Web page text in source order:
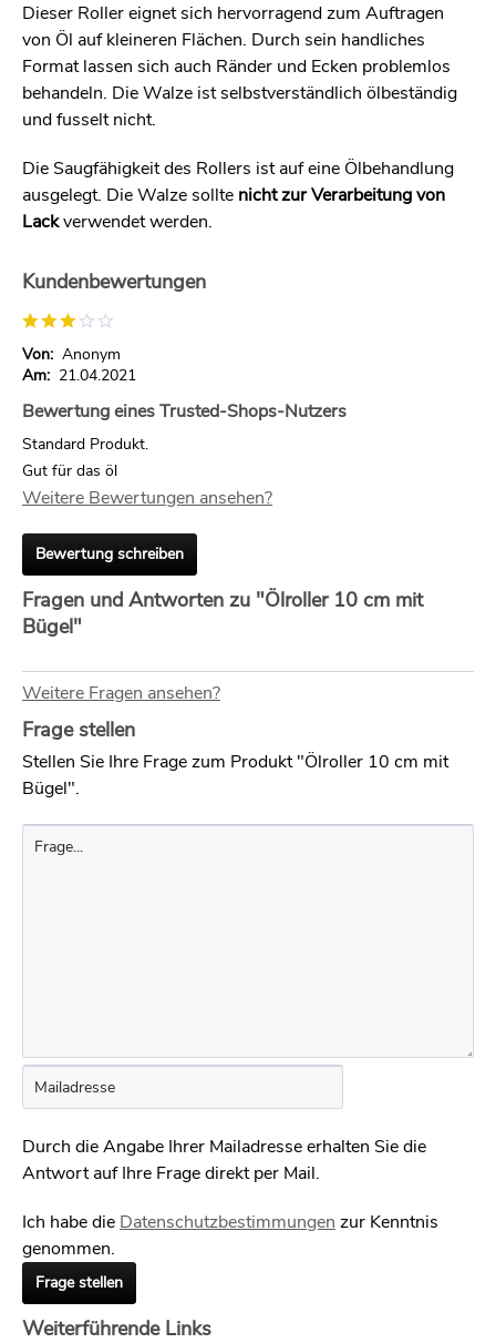
Dieser Roller eignet sich hervorragend zum Auftragen
von Öl auf kleineren Flächen. Durch sein handliches
Format lassen sich auch Ränder und Ecken problemlos
behandeln. Die Walze ist selbstverständlich ölbeständig
und fusselt nicht.
Die Saugfähigkeit des Rollers ist auf eine Ölbehandlung
ausgelegt. Die Walze sollte nicht zur Verarbeitung von
Lackverwendet werden.
Kundenbewertungen
Von: Anonym
Am: 21.04.2021
Bewertung eines Trusted-Shops-Nutzers
Standard Produkt.
Gut für das öl
Weitere Bewertungen ansehen?
Bewertung schreiben
Fragen und Antworten zu "Ölroller 10 cm mit
Bügel"
Weitere Fragen ansehen?
Frage stellen
Stellen Sie Ihre Frage zum Produkt "Ölroller 10 cm mit
Bügel".
Durch die Angabe Ihrer Mailadresse erhalten Sie die
Antwort auf Ihre Frage direkt per Mail.
Ich habe die Datenschutzbestimmungen zur Kenntnis
genommen.
Frage stellen
Weiterführende Links